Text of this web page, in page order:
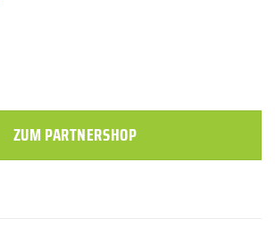
ZUM PARTNERSHOP